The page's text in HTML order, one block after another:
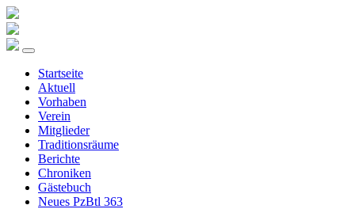
Startseite
Aktuell
Vorhaben
Verein
Mitglieder
Traditionsräume
Berichte
Chroniken
Gästebuch
Neues PzBtl 363